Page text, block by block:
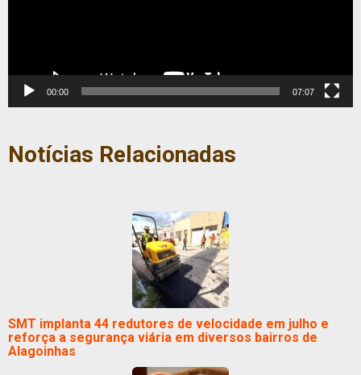
00:00 07:07
Notícias Relacionadas
SMT implanta 44 redutores de velocidade em julho e
reforça a segurança viária em diversos bairros de
Alagoinhas